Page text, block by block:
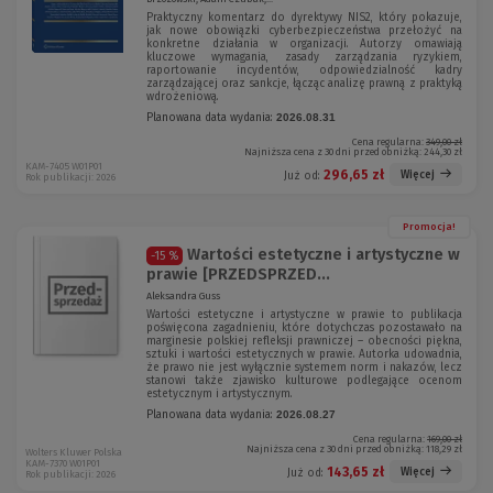
Praktyczny komentarz do dyrektywy NIS2, który pokazuje,
jak nowe obowiązki cyberbezpieczeństwa przełożyć na
konkretne działania w organizacji. Autorzy omawiają
kluczowe wymagania, zasady zarządzania ryzykiem,
raportowanie incydentów, odpowiedzialność kadry
zarządzającej oraz sankcje, łącząc analizę prawną z praktyką
wdrożeniową.
Planowana data wydania: 2026.08.31
Cena regularna: 349,00 zł
Najniższa cena z 30 dni przed obniżką: 244,30 zł
Już od: 296,65 zł Więcej
KAM-7405 W01P01
Rok publikacji: 2026
Promocja!
-15 %
Wartości estetyczne i artystyczne w
prawie [PRZEDSPRZED...
Aleksandra Guss
Wartości estetyczne i artystyczne w prawie to publikacja
poświęcona zagadnieniu, które dotychczas pozostawało na
marginesie polskiej refleksji prawniczej – obecności piękna,
sztuki i wartości estetycznych w prawie. Autorka udowadnia,
że prawo nie jest wyłącznie systemem norm i nakazów, lecz
stanowi także zjawisko kulturowe podlegające ocenom
estetycznym i artystycznym.
Planowana data wydania: 2026.08.27
Cena regularna: 169,00 zł
Najniższa cena z 30 dni przed obniżką: 118,29 zł
Już od: 143,65 zł Więcej
Wolters Kluwer Polska
KAM-7370 W01P01
Rok publikacji: 2026